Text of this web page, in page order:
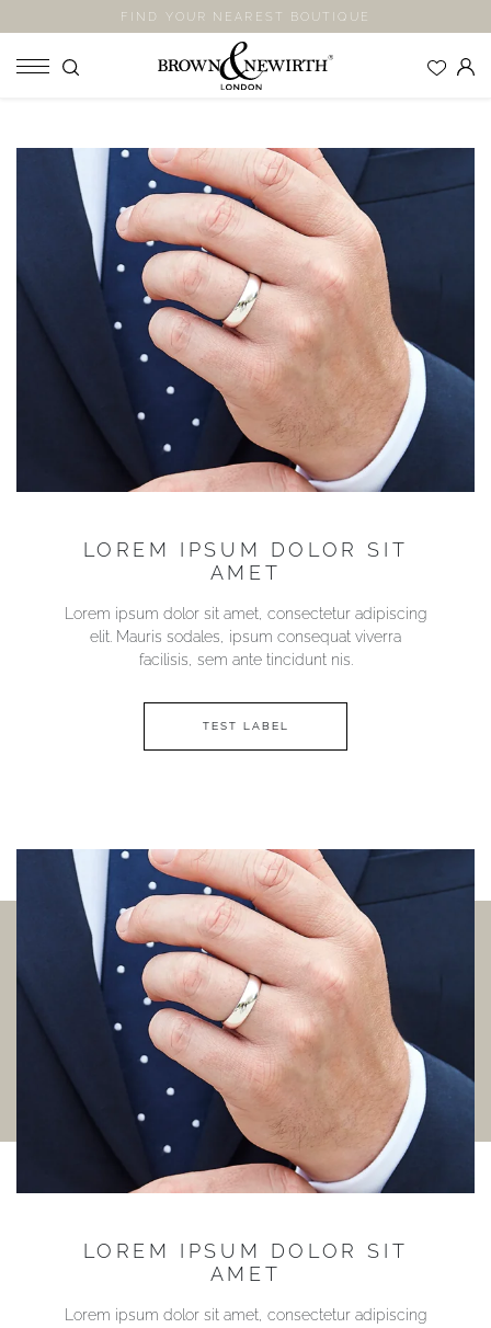
FIND YOUR NEAREST BOUTIQUE
ENGAGEMENT RINGS
WEDDING RINGS
ETERNITY RINGS
JEWELLERY
LABORATORY GROWN DIAMONDS
BLOOM COLLECTION
COMPANY
EXPLORE
LOREM IPSUM DOLOR SIT
AMET
Lorem ipsum dolor sit amet, consectetur adipiscing
elit. Mauris sodales, ipsum consequat viverra
facilisis, sem ante tincidunt nis.
TEST LABEL
LOREM IPSUM DOLOR SIT
AMET
Lorem ipsum dolor sit amet, consectetur adipiscing